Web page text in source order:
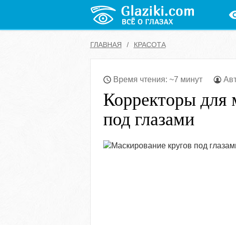
ГЛАВНАЯ КРАСОТА
Время чтения: ~7 минут
Корректоры для
под глазами